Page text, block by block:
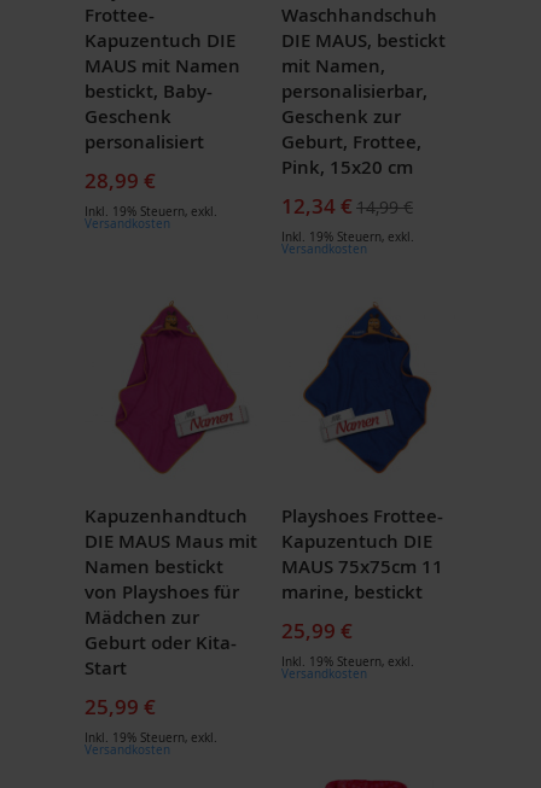
Frottee-
Kapuzentuch DIE
MAUS mit Namen
bestickt, Baby-
Geschenk
personalisiert
28,99 €
Inkl. 19% Steuern, exkl.
Versandkosten
Waschhandschuh
DIE MAUS, bestickt
mit Namen,
personalisierbar,
Geschenk zur
Geburt, Frottee,
Pink, 15x20 cm
Sonderpreis
12,34 € 14,99 €
Inkl. 19% Steuern, exkl.
Versandkosten
Kapuzenhandtuch
DIE MAUS Maus mit
Namen bestickt
von Playshoes für
Mädchen zur
Geburt oder Kita-
Start
25,99 €
Inkl. 19% Steuern, exkl.
Versandkosten
Playshoes Frottee-
Kapuzentuch DIE
MAUS 75x75cm 11
marine, bestickt
25,99 €
Inkl. 19% Steuern, exkl.
Versandkosten